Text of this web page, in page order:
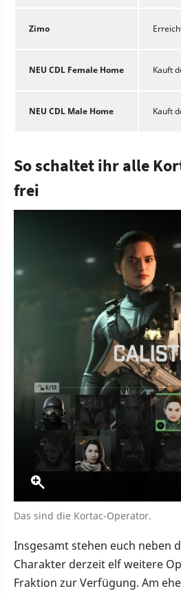
Zimo
NEU CDL Female Home Kauft
NEU CDL Male Home Kauft
So schaltet ihr alle
frei
Das sind die Kortac-Operator.
Insgesamt stehen euch neben
Charakter derzeit elf weitere
Fraktion zur Verfügung. Am